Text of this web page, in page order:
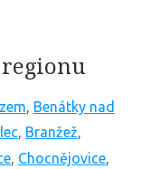
, Benátky nad
, Branžež,
, Chocnějovice,